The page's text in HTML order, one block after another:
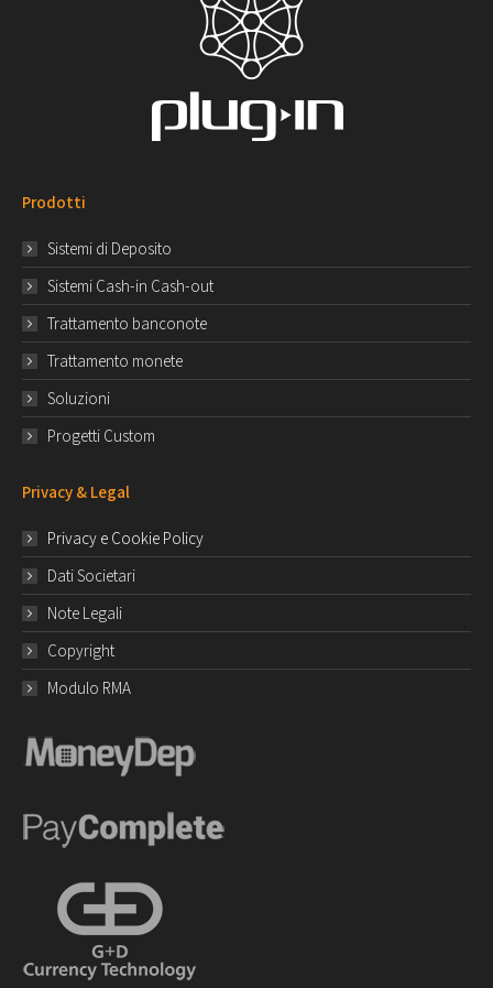
Prodotti
Sistemi di Deposito
Sistemi Cash-in Cash-out
Trattamento banconote
Trattamento monete
Soluzioni
Progetti Custom
Privacy & Legal
Privacy e Cookie Policy
Dati Societari
Note Legali
Copyright
Modulo RMA